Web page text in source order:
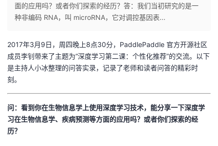
人
页
我
开
发
我
的
开
者
我
的
我
支
面的应用吗？或者你们探索的经历？答：我们当初研究的是一
种非编码 RNA，叫 microRNA，它对调控基因表...
2017年3月9日，周四晚上8点30分，PaddlePaddle 官方开源社区
成员李钊带来了主题为“深度学习第二课：个性化推荐”的交流。以下
是主持人小冰整理的问答实录，记录了老师和读者问答的精彩时
刻。
问：看到你在生物信息学上使用深度学习技术，能分享一下深度学
习在生物信息学、疾病预测等方面的应用吗？或者你们探索的经
历？